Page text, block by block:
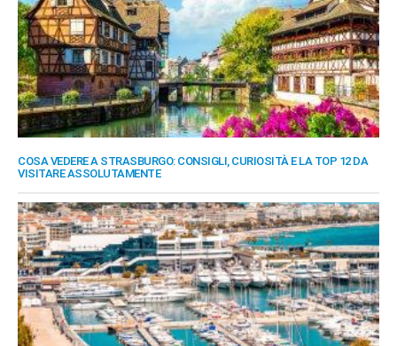
COSA VEDERE A STRASBURGO: CONSIGLI, CURIOSITÀ E LA TOP 12 DA
VISITARE ASSOLUTAMENTE